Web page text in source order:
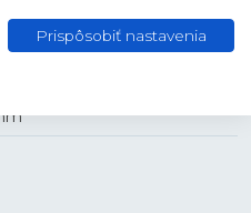
Prispôsobiť nastavenia